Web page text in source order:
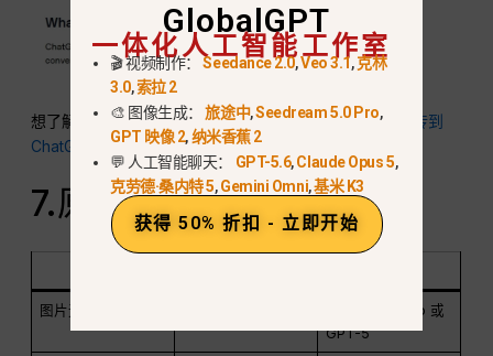
想了解图像以外的文件上传方式吗？查看如何将 PDF 上传到
ChatGPT
获取完整的攻略。.
7.原因与修复汇总表
图片无法上传
切换到 GPT-4o 或
GPT-5
GlobalGPT
一体化人工智能工作室
🎬 视频制作：Seedance 2.0,Veo 3.1,克林
3.0,索拉 2
🎨 图像生成：旅途中,Seedream 5.0 Pro,
GPT 映像 2,纳米香蕉 2
💬 人工智能聊天： GPT-5.6,Claude Opus 5,
克劳德·桑内特 5,Gemini Omni,基米 K3
获得 50% 折扣 - 立即开始